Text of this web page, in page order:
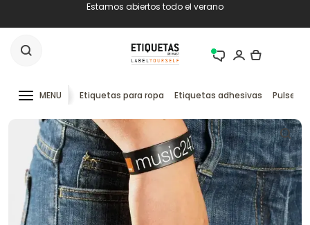
Estamos abiertos todo el verano
MENU Etiquetas para ropa Etiquetas adhesivas